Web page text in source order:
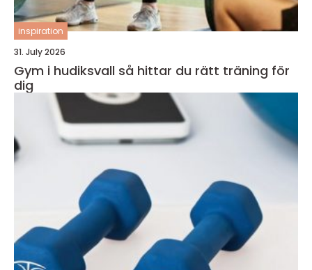
inspiration
31. July 2026
Gym i hudiksvall så hittar du rätt träning för
dig